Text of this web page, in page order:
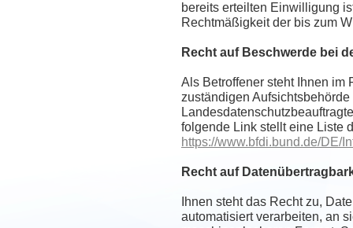
bereits erteilten Einwilligung
Rechtmäßigkeit der bis zum
Recht auf Beschwerde bei
Als Betroffener steht Ihnen im
zuständigen
folgende Link stellt eine Liste
https://www.bfdi.bund.de/DE/
Recht auf
Ihnen steht das Recht zu,
automatisiert verarbeiten, an